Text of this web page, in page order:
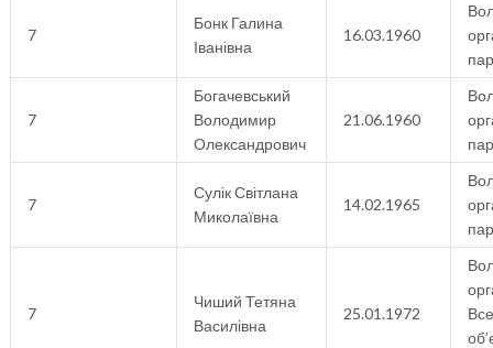
7
Бонк Галина
Іванівна
16.03.1960
7
Богачевський
Володимир
Олександрович
21.06.1960
7
Сулік Світлана
Миколаївна
14.02.1965
7
Чиший Тетяна
Василівна
25.01.1972